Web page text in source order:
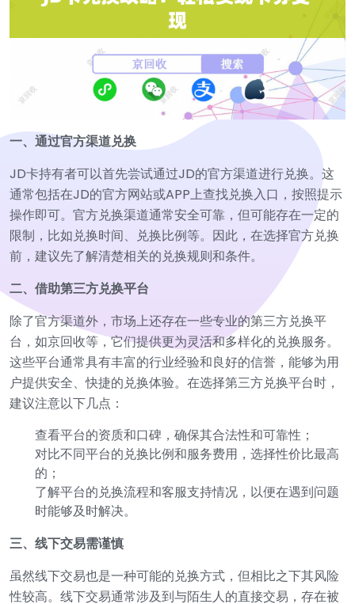
一、通过官方渠道兑换
JD卡持有者可以首先尝试通过JD的官方渠道进行兑换。这
通常包括在JD的官方网站或APP上查找兑换入口，按照提示
操作即可。官方兑换渠道通常安全可靠，但可能存在一定的
限制，比如兑换时间、兑换比例等。因此，在选择官方兑换
前，建议先了解清楚相关的兑换规则和条件。
二、借助第三方兑换平台
除了官方渠道外，市场上还存在一些专业的第三方兑换平
台，如京回收等，它们提供更为灵活和多样化的兑换服务。
这些平台通常具有丰富的行业经验和良好的信誉，能够为用
户提供安全、快捷的兑换体验。在选择第三方兑换平台时，
建议注意以下几点：
查看平台的资质和口碑，确保其合法性和可靠性；
对比不同平台的兑换比例和服务费用，选择性价比最高
的；
了解平台的兑换流程和客服支持情况，以便在遇到问题
时能够及时解决。
三、线下交易需谨慎
虽然线下交易也是一种可能的兑换方式，但相比之下其风险
性较高。线下交易通常涉及到与陌生人的直接交易，存在被